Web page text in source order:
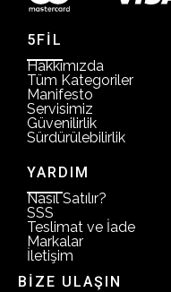
5FİL
Hakkımızda
Tüm Kategoriler
Manifesto
Servisimiz
Güvenilirlik
Sürdürülebilirlik
YARDIM
Nasıl Satılır?
SSS
Teslimat ve İade
Markalar
İletişim
BİZE ULAŞIN